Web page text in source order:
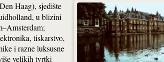
Haag), sjedište
u blizini
tiskarstvo,
i razne luksusne
velikih tvrtki